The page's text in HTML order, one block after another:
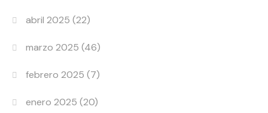
abril 2025 (22)
marzo 2025 (46)
febrero 2025 (7)
enero 2025 (20)